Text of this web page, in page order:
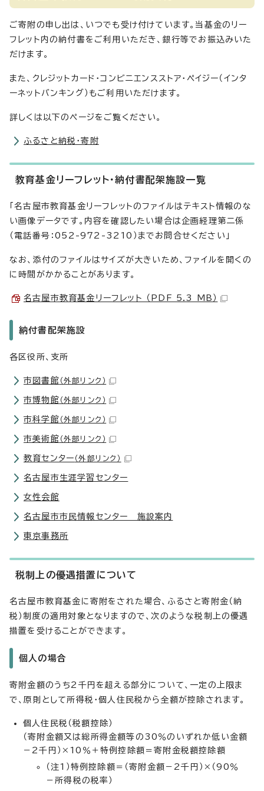
ご寄附の申し出は、いつでも受け付けています。当基金のリー
フレット内の納付書をご利用いただき、銀行等でお振込みいた
だけます。
また、クレジットカード・コンビニエンスストア・ペイジー（インタ
ーネットバンキング）もご利用いただけます。
詳しくは以下のページをご覧ください。
ふるさと納税・寄附
教育基金リーフレット・納付書配架施設一覧
「名古屋市教育基金リーフレットのファイルはテキスト情報のな
い画像データです。内容を確認したい場合は企画経理第二係
（電話番号：052-972-3210）までお問合せください」
なお、添付のファイルはサイズが大きいため、ファイルを開くの
に時間がかかることがあります。
名古屋市教育基金リーフレット （PDF 5.3 MB）
納付書配架施設
各区役所、支所
市図書館 （外部リンク）
市博物館 （外部リンク）
市科学館 （外部リンク）
市美術館 （外部リンク）
教育センター （外部リンク）
名古屋市生涯学習センター
女性会館
名古屋市市民情報センター 施設案内
東京事務所
税制上の優遇措置について
名古屋市教育基金に寄附をされた場合、ふるさと寄附金（納
税）制度の適用対象となりますので、次のような税制上の優遇
措置を受けることができます。
個人の場合
寄附金額のうち2千円を超える部分について、一定の上限ま
で、原則として所得税・個人住民税から全額が控除されます。
個人住民税（税額控除）
（寄附金額又は総所得金額等の30％のいずれか低い金額
－2千円）×10％＋特例控除額＝寄附金税額控除額
（注1）特例控除額＝（寄附金額－2千円）×（90％
－所得税の税率）